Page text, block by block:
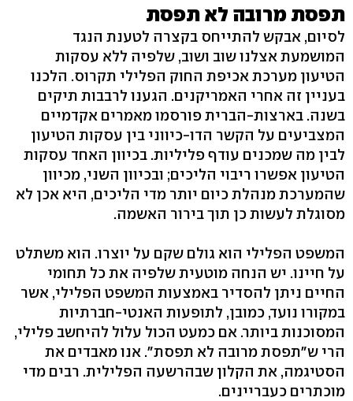
תפסת מרובה לא תפסת
לסיום, אבקש להתייחס בקצרה לטענת הנגד
המושמעת אצלנו שוב ושוב, שלפיה ללא עסקות
הטיעון מערכת אכיפת החוק הפלילי תקרוס. הלכנו
בעניין זה אחרי האמריקנים. הגענו לרבבות תיקים
בשנה. בארצות-הברית פורסמו מאמרים אקדמיים
המצביעים על הקשר הדו-כיווני בין עסקות הטיעון
לבין מה שמכנים עודף פליליות. בכיוון האחד עסקות
הטיעון אפשרו ריבוי הליכים; ובכיוון השני, מכיוון
שהמערכת מנהלת כיום יותר מדי הליכים, היא אכן לא
מסוגלת לעשות כן תוך בירור האשמה.
המשפט הפלילי הוא גולם שקם על יוצרו. הוא משתלט
על חיינו. יש הנחה מוטעית שלפיה את כל תחומי
החיים ניתן להסדיר באמצעות המשפט הפלילי, אשר
במקורו נועד, כמובן, לתופעות האנטי-חברתיות
המסוכנות ביותר. אם כמעט הכול עלול להיחשב פלילי,
הרי ש"תפסת מרובה לא תפסת". אנו מאבדים את
הסטיגמה, את הקלון שבהרשעה הפלילית. רבים מדי
מוכתרים כעבריינים.